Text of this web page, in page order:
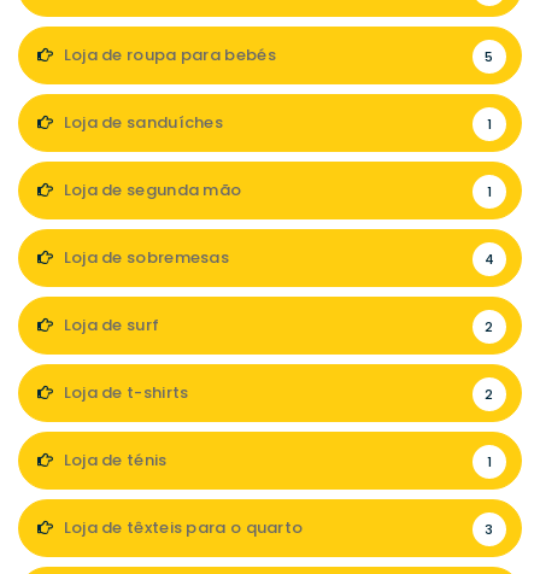
Loja de roupa para bebés 5
Loja de sanduíches 1
Loja de segunda mão 1
Loja de sobremesas 4
Loja de surf 2
Loja de t-shirts 2
Loja de ténis 1
Loja de têxteis para o quarto 3